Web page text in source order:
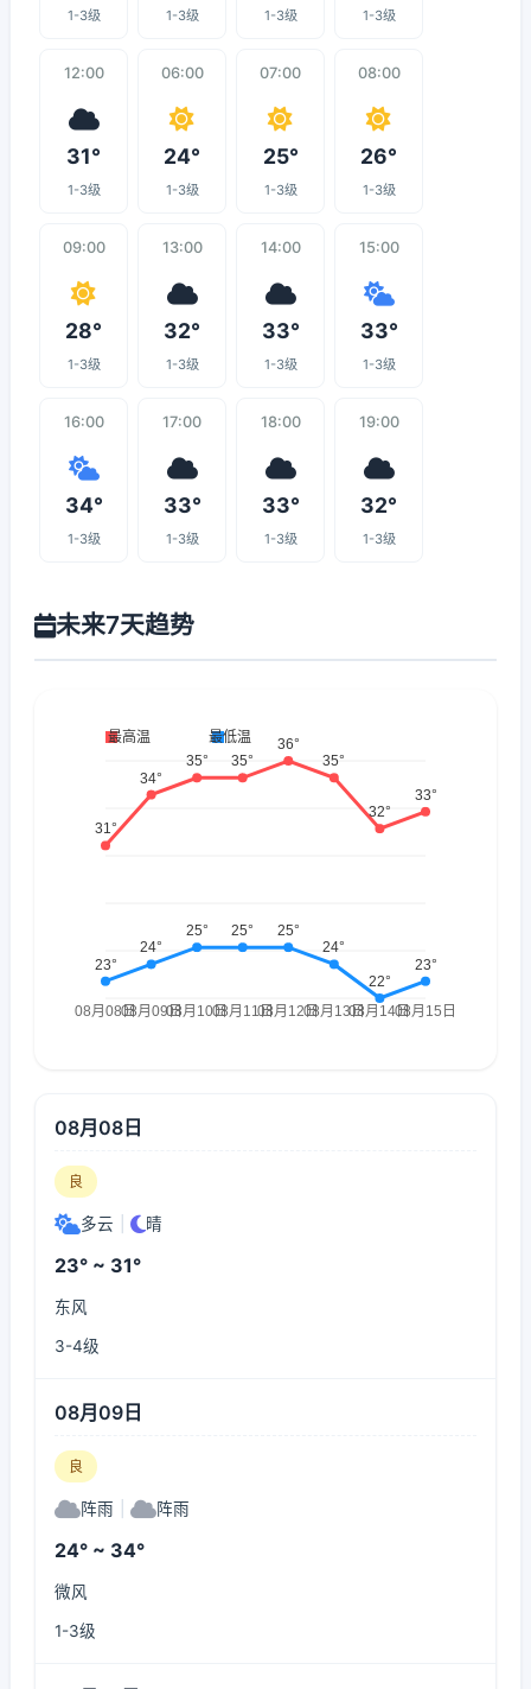
1-3级 1-3级 1-3级 1-3级
12:00
31°
1-3级
06:00
24°
1-3级
07:00
25°
1-3级
08:00
26°
1-3级
09:00
28°
1-3级
13:00
32°
1-3级
14:00
33°
1-3级
15:00
33°
1-3级
16:00
34°
1-3级
17:00
33°
1-3级
18:00
33°
1-3级
19:00
32°
1-3级
未来7天趋势
08月08日
良
多云 晴
23° ~ 31°
东风
3-4级
08月09日
良
阵雨 阵雨
24° ~ 34°
微风
1-3级